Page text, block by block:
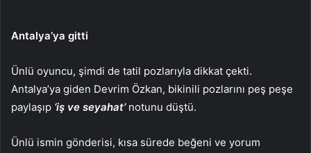
Antalya’ya gitti
Ünlü oyuncu, şimdi de tatil pozlarıyla dikkat çekti.
Antalya’ya giden Devrim Özkan, bikinili pozlarını peş peşe
paylaşıp ‘iş ve seyahat’notunu düştü.
Ünlü ismin gönderisi, kısa sürede beğeni ve yorum